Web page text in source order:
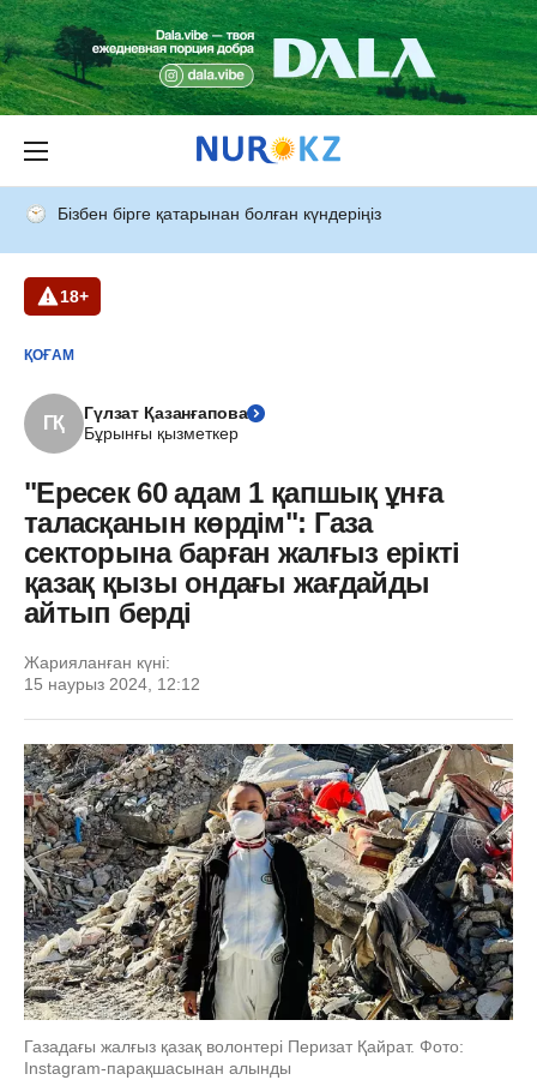
Бізбен бірге қатарынан болған күндеріңіз
18+
ҚОҒАМ
ГҚ
Гүлзат Қазанғапова
Бұрынғы қызметкер
"Ересек 60 адам 1 қапшық ұнға
таласқанын көрдім": Газа
секторына барған жалғыз ерікті
қазақ қызы ондағы жағдайды
айтып берді
Жарияланған күні:
15 наурыз 2024, 12:12
Газадағы жалғыз қазақ волонтері Перизат Қайрат. Фото:
Instagram-парақшасынан алынды